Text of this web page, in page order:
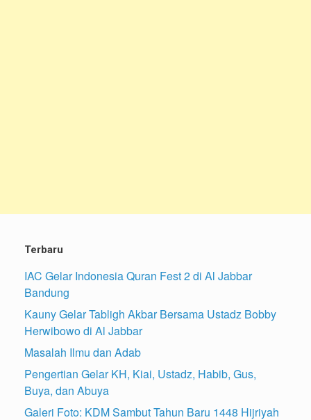
Terbaru
IAC Gelar Indonesia Quran Fest 2 di Al Jabbar
Bandung
Kauny Gelar Tabligh Akbar Bersama Ustadz Bobby
Herwibowo di Al Jabbar
Masalah Ilmu dan Adab
Pengertian Gelar KH, Kiai, Ustadz, Habib, Gus,
Buya, dan Abuya
Galeri Foto: KDM Sambut Tahun Baru 1448 Hijriyah